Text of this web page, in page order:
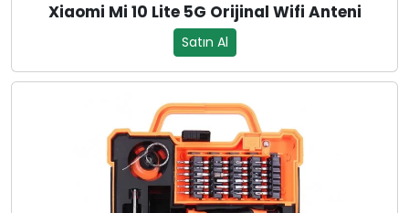
Xiaomi Mi 10 Lite 5G Orijinal Wifi Anteni
Satın Al